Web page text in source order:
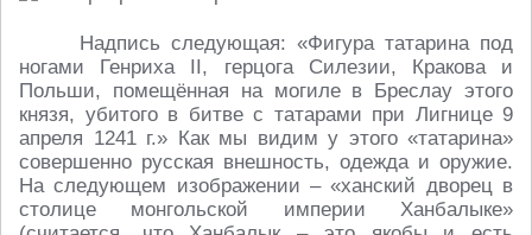
Надпись следующая: «Фигура татарина под
ногами Генриха II, герцога Силезии, Кракова и
Польши, помещённая на могиле в Бреслау этого
князя, убитого в битве с татарами при Лигнице 9
апреля 1241 г.» Как мы видим у этого «татарина»
совершенно русская внешность, одежда и оружие.
На следующем изображении – «ханский дворец в
столице монгольской империи Ханбалыке»